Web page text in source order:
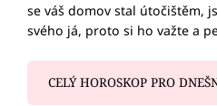
se váš domov stal útočištěm,
svého já, proto si ho važte a
CELÝ HOROSKOP PRO